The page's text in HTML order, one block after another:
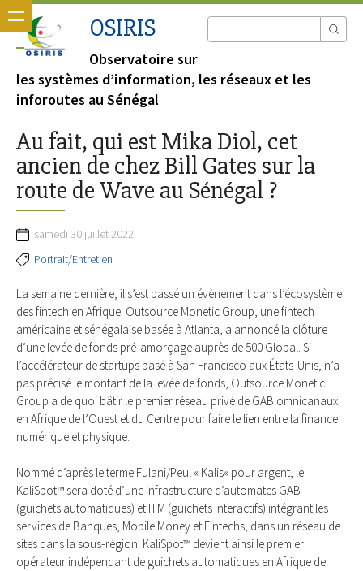
OSIRIS
Observatoire sur
les systèmes d’information, les réseaux et les
inforoutes au Sénégal
Au fait, qui est Mika Diol, cet
ancien de chez Bill Gates sur la
route de Wave au Sénégal ?
samedi 30 juillet 2022
Portrait/Entretien
La semaine dernière, il s’est passé un évènement dans l’écosystème
des fintech en Afrique. Outsource Monetic Group, une fintech
américaine et sénégalaise basée à Atlanta, a annoncé la clôture
d’une levée de fonds pré-amorçage auprès de 500 Global. Si
l’accélérateur de startups basé à San Francisco aux États-Unis, n’a
pas précisé le montant de la levée de fonds, Outsource Monetic
Group a de quoi bâtir le premier réseau privé de GAB omnicanaux
en Afrique de l’Ouest et du Centre pour faire le lien entre la finance
numérique et physique.
Nommé d’après le terme Fulani/Peul « Kalis« pour argent, le
KaliSpot™ sera doté d’une infrastructure d’automates GAB
(guichets automatiques) et ITM (guichets interactifs) intégrant les
services de Banques, Mobile Money et Fintechs, dans un réseau de
sites dans la sous-région. KaliSpot™ devient ainsi le premier
opérateur indépendant de guichets automatiques en Afrique de